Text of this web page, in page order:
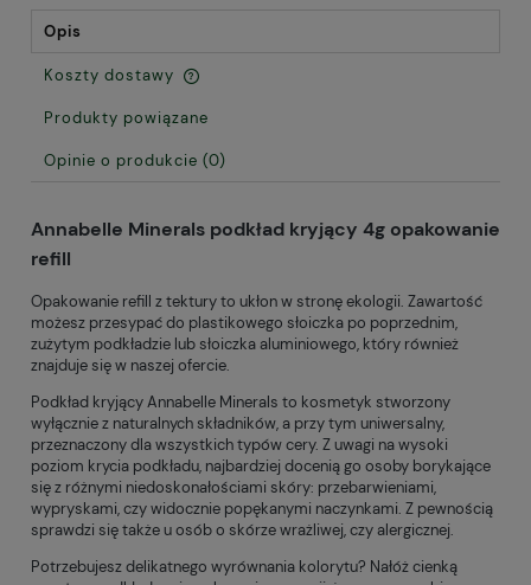
Opis
Koszty dostawy
Cena nie zawiera ewentualnych kosztów płatności
Produkty powiązane
Opinie o produkcie (0)
Annabelle Minerals podkład kryjący 4g opakowanie
refill
Opakowanie refill z tektury to ukłon w stronę ekologii. Zawartość
możesz przesypać do plastikowego słoiczka po poprzednim,
zużytym podkładzie lub słoiczka aluminiowego, który również
znajduje się w naszej ofercie.
Podkład kryjący Annabelle Minerals to kosmetyk stworzony
wyłącznie z naturalnych składników, a przy tym uniwersalny,
przeznaczony dla wszystkich typów cery. Z uwagi na wysoki
poziom krycia podkładu, najbardziej docenią go osoby borykające
się z różnymi niedoskonałościami skóry: przebarwieniami,
wypryskami, czy widocznie popękanymi naczynkami. Z pewnością
sprawdzi się także u osób o skórze wrażliwej, czy alergicznej.
Potrzebujesz delikatnego wyrównania kolorytu? Nałóż cienką